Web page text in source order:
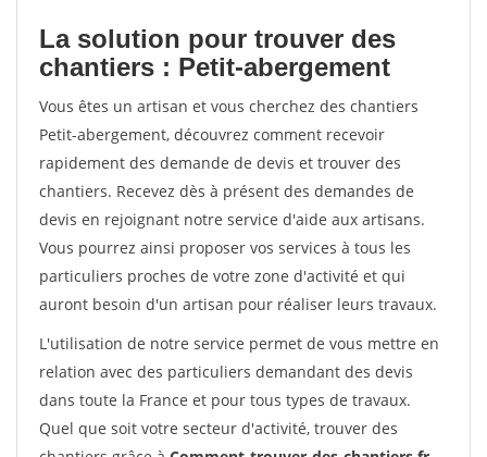
La solution pour trouver des
chantiers : Petit-abergement
Vous êtes un artisan et vous cherchez des chantiers
Petit-abergement, découvrez comment recevoir
rapidement des demande de devis et trouver des
chantiers. Recevez dès à présent des demandes de
devis en rejoignant notre service d'aide aux artisans.
Vous pourrez ainsi proposer vos services à tous les
particuliers proches de votre zone d'activité et qui
auront besoin d'un artisan pour réaliser leurs travaux.
L'utilisation de notre service permet de vous mettre en
relation avec des particuliers demandant des devis
dans toute la France et pour tous types de travaux.
Quel que soit votre secteur d'activité, trouver des